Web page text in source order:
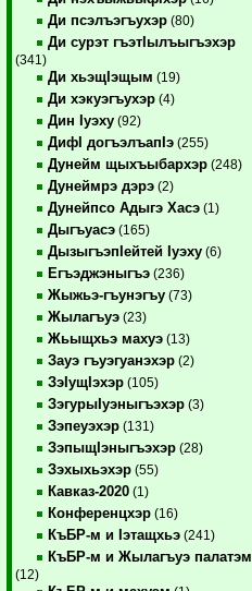
Ди псэлъэгъухэр (80)
Ди сурэт гъэтIылъыгъэхэр
(341)
Ди хьэщIэщым (19)
Ди хэкуэгъухэр (4)
Дин Iуэху (92)
ДифI догъэлъапIэ (255)
Дунейм щыхъыбархэр (248)
Дунеймрэ дэрэ (2)
Дунейпсо Адыгэ Хасэ (1)
Дыгъуасэ (165)
ДызыгъэпIейтей Iуэху (6)
Егъэджэныгъэ (236)
Жыжьэ-гъунэгъу (73)
Жылагъуэ (23)
Жьыщхьэ махуэ (13)
Зауэ гъуэгуанэхэр (2)
ЗэIущIэхэр (105)
ЗэгурыIуэныгъэхэр (3)
Зэпеуэхэр (131)
ЗэпыщIэныгъэхэр (28)
Зэхыхьэхэр (55)
Кавказ-2020 (1)
Конференцхэр (16)
КъБР-м и Iэтащхьэ (241)
КъБР-м и Жылагъуэ палатэм
(12)